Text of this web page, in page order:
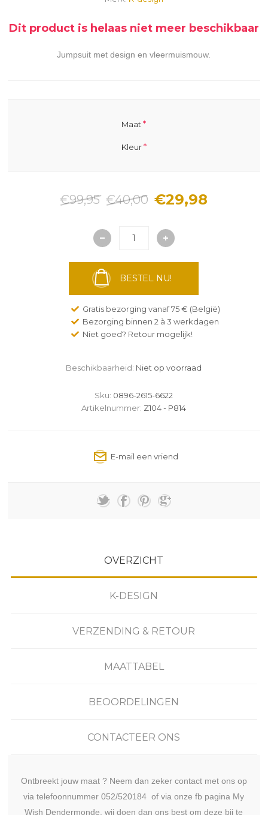
Dit product is helaas niet meer beschikbaar
Jumpsuit met design en vleermuismouw.
Maat *
Kleur*
€99,95 €40,00 €29,98
BESTEL NU!
Gratis bezorging vanaf 75 € (België)
Bezorging binnen 2 à 3 werkdagen
Niet goed? Retour mogelijk!
Beschikbaarheid: Niet op voorraad
Sku: 0896-2615-6622
Artikelnummer: Z104 - P814
OVERZICHT
K-DESIGN
VERZENDING & RETOUR
MAATTABEL
BEOORDELINGEN
CONTACTEER ONS
Ontbreekt jouw maat ? Neem dan zeker contact met ons op
via telefoonnummer 052/520184 of via onze fb pagina My
Wish Dendermonde, wij doen dan ons best om deze bij te